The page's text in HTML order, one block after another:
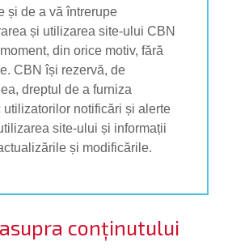
și de a vă întrerupe
și utilizarea site-ului CBN
din orice motiv, fără
CBN își rezervă, de
dreptul de a furniza
utilizatorilor notificări și alerte
site-ului și informații
și modificările.
conținutului